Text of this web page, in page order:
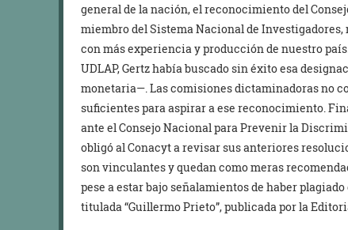
general de la nación, el reconocimiento del
miembro del Sistema Nacional de
con más experiencia y producción de nuestro
UDLAP, Gertz había buscado sin éxito esa
monetaria—. Las comisiones dictaminadoras no
suficientes para aspirar a ese reconocimiento.
ante el Consejo Nacional para Prevenir la
obligó al Conacyt a revisar sus anteriores
son vinculantes y quedan como meras
pese a estar bajo señalamientos de haber
titulada “Guillermo Prieto”, publicada por la